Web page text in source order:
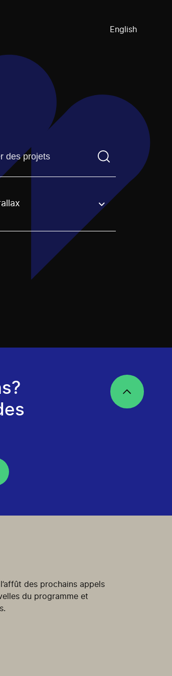
English
devez saisir un terme de
des prochains appels
du programme et